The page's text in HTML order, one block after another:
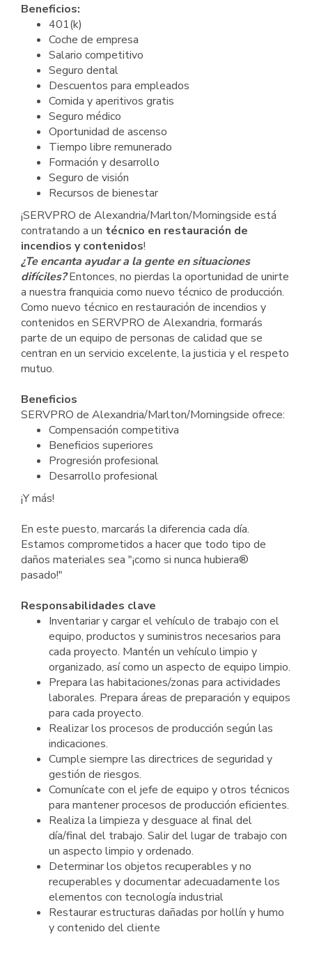
Beneficios:
401(k)
Coche de empresa
Salario competitivo
Seguro dental
Descuentos para empleados
Comida y aperitivos gratis
Seguro médico
Oportunidad de ascenso
Tiempo libre remunerado
Formación y desarrollo
Seguro de visión
Recursos de bienestar
¡SERVPRO de Alexandria/Marlton/Morningside está
contratando a un técnico en restauración de
incendios y contenidos!
¿Te encanta ayudar a la gente en situaciones
difíciles?Entonces, no pierdas la oportunidad de unirte
a nuestra franquicia como nuevo técnico de producción.
Como nuevo técnico en restauración de incendios y
contenidos en SERVPRO de Alexandria, formarás
parte de un equipo de personas de calidad que se
centran en un servicio excelente, la justicia y el respeto
mutuo.
Beneficios
SERVPRO de Alexandria/Marlton/Morningside ofrece:
Compensación competitiva
Beneficios superiores
Progresión profesional
Desarrollo profesional
¡Y más!
En este puesto, marcarás la diferencia cada día.
Estamos comprometidos a hacer que todo tipo de
daños materiales sea "¡como si nunca hubiera®
pasado!"
Responsabilidades clave
Inventariar y cargar el vehículo de trabajo con el
equipo, productos y suministros necesarios para
cada proyecto. Mantén un vehículo limpio y
organizado, así como un aspecto de equipo limpio.
Prepara las habitaciones/zonas para actividades
laborales. Prepara áreas de preparación y equipos
para cada proyecto.
Realizar los procesos de producción según las
indicaciones.
Cumple siempre las directrices de seguridad y
gestión de riesgos.
Comunícate con el jefe de equipo y otros técnicos
para mantener procesos de producción eficientes.
Realiza la limpieza y desguace al final del
día/final del trabajo. Salir del lugar de trabajo con
un aspecto limpio y ordenado.
Determinar los objetos recuperables y no
recuperables y documentar adecuadamente los
elementos con tecnología industrial
Restaurar estructuras dañadas por hollín y humo
y contenido del cliente